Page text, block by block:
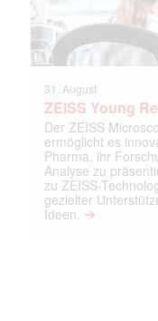
31. August
ZEISS Young
Der ZEISS
ermöglicht es
Pharma, ihr
Analyse zu
zu ZEISS-
gezielter
Ideen. ➔